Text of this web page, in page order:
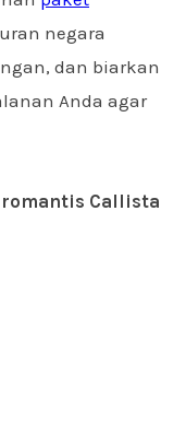
negara
dan biarkan
Anda agar
romantis Callista